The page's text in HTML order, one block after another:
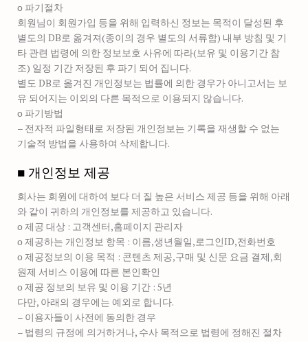
ο 파기절차
회원님이 회원가입 등을 위해 입력하신 정보는 목적이 달성된 후
별도의 DB로 옮겨져(종이의 경우 별도의 서류함) 내부 방침 및 기
타 관련 법령에 의한 정보보호 사유에 따라(보유 및 이용기간 참
조) 일정 기간 저장된 후 파기 되어 집니다.
별도 DB로 옮겨진 개인정보는 법률에 의한 경우가 아니고서는 보
유 되어지는 이외의 다른 목적으로 이용되지 않습니다.
ο 파기방법
– 전자적 파일형태로 저장된 개인정보는 기록을 재생할 수 없는
기술적 방법을 사용하여 삭제합니다.
■ 개인정보 제공
회사는 회원에 대하여 보다 더 질 높은 서비스 제공 등을 위해 아래
와 같이 귀하의 개인정보를 제공하고 있습니다.
ο 제공 대상 : 고객센터,홈페이지 관리자
ο 제공하는 개인정보 항목 : 이름,생년월일,로그인ID,전화번호
ο 제공정보의 이용 목적 : 콘텐츠 제공,구매 및 신문 요금 결제,회
원제 서비스 이용에 따른 본인확인
ο 제공 정보의 보유 및 이용 기간 : 5년
다만, 아래의 경우에는 예외로 합니다.
– 이용자들이 사전에 동의한 경우
– 법령의 규정에 의거하거나, 수사 목적으로 법령에 정해진 절차